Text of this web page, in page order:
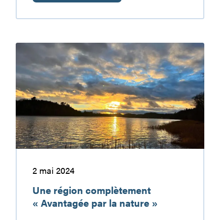
Histoires
de
Une
complètement
« Avantagée
par
nature
»
2 mai 2024
Une région complètement
« Avantagée par la nature »